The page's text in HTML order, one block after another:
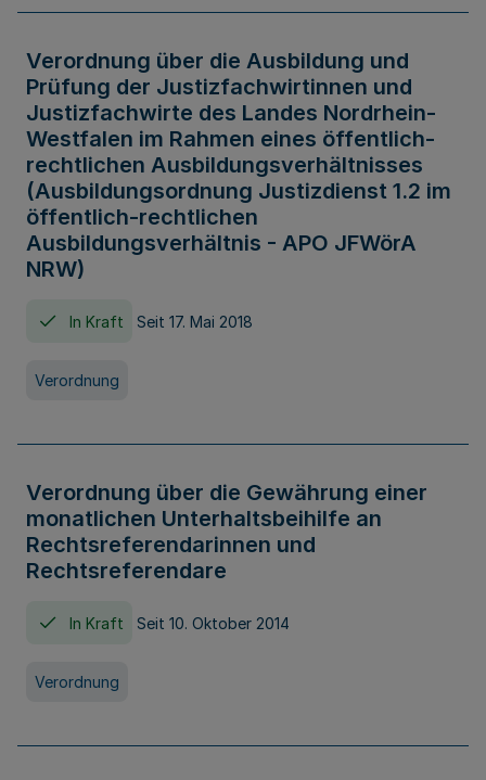
Verordnung über die Ausbildung und
Prüfung der Justizfachwirtinnen und
Justizfachwirte des Landes Nordrhein-
Westfalen im Rahmen eines öffentlich-
rechtlichen Ausbildungsverhältnisses
(Ausbildungsordnung Justizdienst 1.2 im
öffentlich-rechtlichen
Ausbildungsverhältnis - APO JFWörA
NRW)
In Kraft Seit 17. Mai 2018
Verordnung
Verordnung über die Gewährung einer
monatlichen Unterhaltsbeihilfe an
Rechtsreferendarinnen und
Rechtsreferendare
In Kraft Seit 10. Oktober 2014
Verordnung